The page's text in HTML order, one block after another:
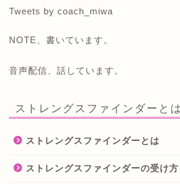
Tweets by coach_miwa
NOTE、書いています。
音声配信、話しています。
ストレングスファインダーとは
ストレングスファインダーとは
ストレングスファインダーの受け